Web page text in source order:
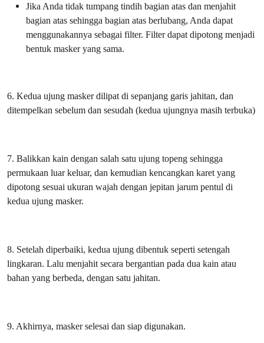
Jika Anda tidak tumpang tindih bagian atas dan menjahit
bagian atas sehingga bagian atas berlubang, Anda dapat
menggunakannya sebagai filter. Filter dapat dipotong menjadi
bentuk masker yang sama.
6. Kedua ujung masker dilipat di sepanjang garis jahitan, dan
ditempelkan sebelum dan sesudah (kedua ujungnya masih terbuka)
7. Balikkan kain dengan salah satu ujung topeng sehingga
permukaan luar keluar, dan kemudian kencangkan karet yang
dipotong sesuai ukuran wajah dengan jepitan jarum pentul di
kedua ujung masker.
8. Setelah diperbaiki, kedua ujung dibentuk seperti setengah
lingkaran. Lalu menjahit secara bergantian pada dua kain atau
bahan yang berbeda, dengan satu jahitan.
9. Akhirnya, masker selesai dan siap digunakan.